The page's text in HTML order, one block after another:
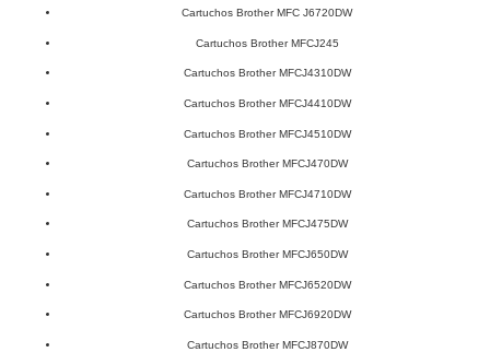
Cartuchos Brother MFC J6720DW
Cartuchos Brother MFCJ245
Cartuchos Brother MFCJ4310DW
Cartuchos Brother MFCJ4410DW
Cartuchos Brother MFCJ4510DW
Cartuchos Brother MFCJ470DW
Cartuchos Brother MFCJ4710DW
Cartuchos Brother MFCJ475DW
Cartuchos Brother MFCJ650DW
Cartuchos Brother MFCJ6520DW
Cartuchos Brother MFCJ6920DW
Cartuchos Brother MFCJ870DW